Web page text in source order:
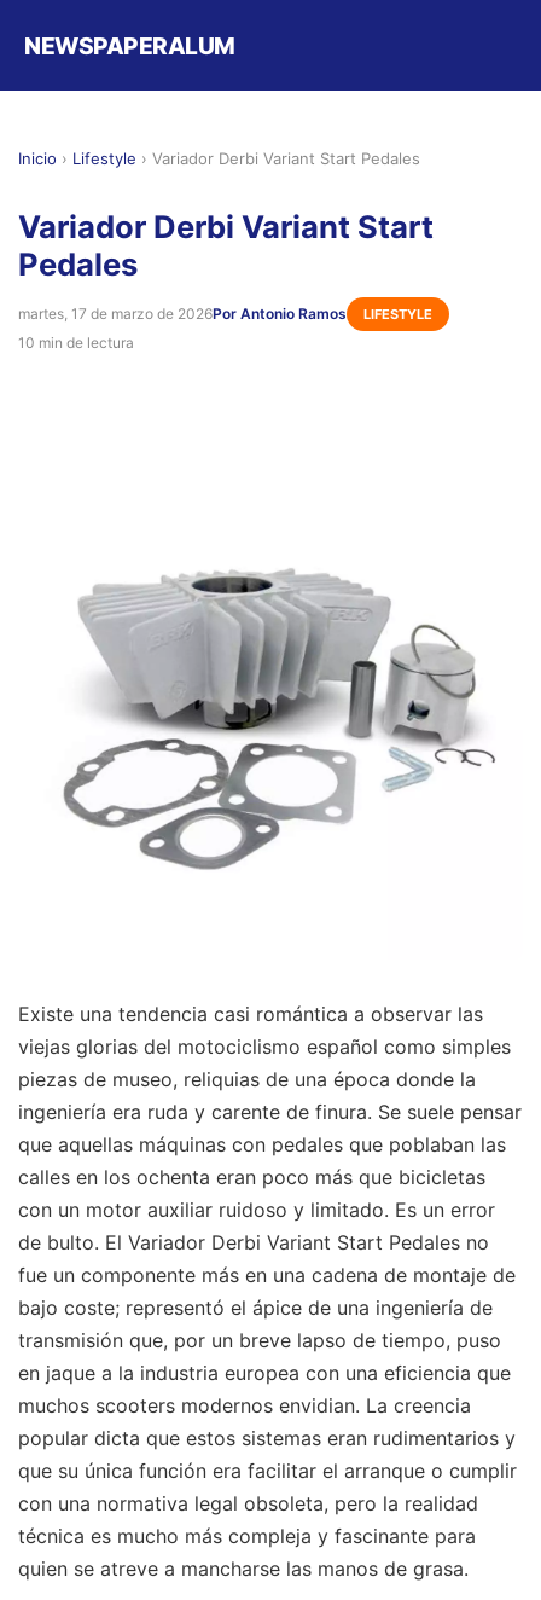
NEWSPAPERALUM
Inicio › Lifestyle › Variador Derbi Variant Start Pedales
Variador Derbi Variant Start
Pedales
martes, 17 de marzo de 2026Por Antonio Ramos LIFESTYLE
10 min de lectura
Existe una tendencia casi romántica a observar las
viejas glorias del motociclismo español como simples
piezas de museo, reliquias de una época donde la
ingeniería era ruda y carente de finura. Se suele pensar
que aquellas máquinas con pedales que poblaban las
calles en los ochenta eran poco más que bicicletas
con un motor auxiliar ruidoso y limitado. Es un error
de bulto. El Variador Derbi Variant Start Pedales no
fue un componente más en una cadena de montaje de
bajo coste; representó el ápice de una ingeniería de
transmisión que, por un breve lapso de tiempo, puso
en jaque a la industria europea con una eficiencia que
muchos scooters modernos envidian. La creencia
popular dicta que estos sistemas eran rudimentarios y
que su única función era facilitar el arranque o cumplir
con una normativa legal obsoleta, pero la realidad
técnica es mucho más compleja y fascinante para
quien se atreve a mancharse las manos de grasa.